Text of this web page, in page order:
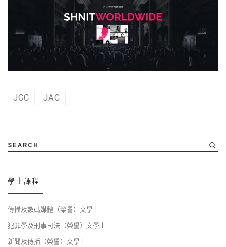
JCC JAC
SEARCH
學士課程
傳播及數碼媒體（榮譽）文學士
犯罪學及刑事司法（榮譽）文學士
新聞及傳播（榮譽）文學士